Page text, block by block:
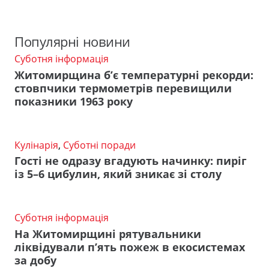
Популярні новини
Суботня інформація
Житомирщина б’є температурні рекорди:
стовпчики термометрів перевищили
показники 1963 року
Кулінарія, Суботні поради
Гості не одразу вгадують начинку: пиріг
із 5–6 цибулин, який зникає зі столу
Суботня інформація
На Житомирщині рятувальники
ліквідували п’ять пожеж в екосистемах
за добу